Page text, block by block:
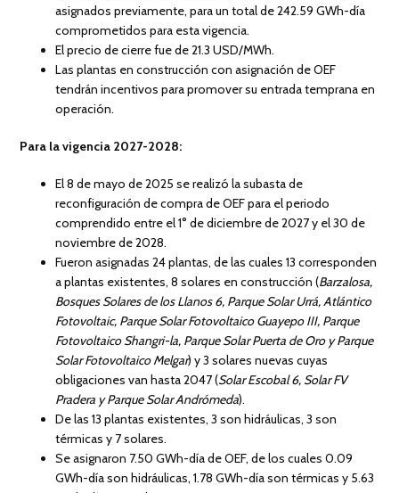
asignados previamente, para un total de 242.59 GWh-día
comprometidos para esta vigencia.
El precio de cierre fue de 21.3 USD/MWh.
Las plantas en construcción con asignación de OEF
tendrán incentivos para promover su entrada temprana en
operación.
Para la vigencia 2027-2028:
El 8 de mayo de 2025 se realizó la subasta de
reconfiguración de compra de OEF para el periodo
comprendido entre el 1° de diciembre de 2027 y el 30 de
noviembre de 2028.
Fueron asignadas 24 plantas, de las cuales 13 corresponden
a plantas existentes, 8 solares en construcción (Barzalosa,
Bosques Solares de los Llanos 6, Parque Solar Urrá, Atlántico
Fotovoltaic, Parque Solar Fotovoltaico Guayepo III, Parque
Fotovoltaico Shangri-la, Parque Solar Puerta de Oro y Parque
Solar Fotovoltaico Melgar) y 3 solares nuevas cuyas
obligaciones van hasta 2047 (Solar Escobal 6, Solar FV
Pradera y Parque Solar Andrómeda).
De las 13 plantas existentes, 3 son hidráulicas, 3 son
térmicas y 7 solares.
Se asignaron 7.50 GWh-día de OEF, de los cuales 0.09
GWh-día son hidráulicas, 1.78 GWh-día son térmicas y 5.63